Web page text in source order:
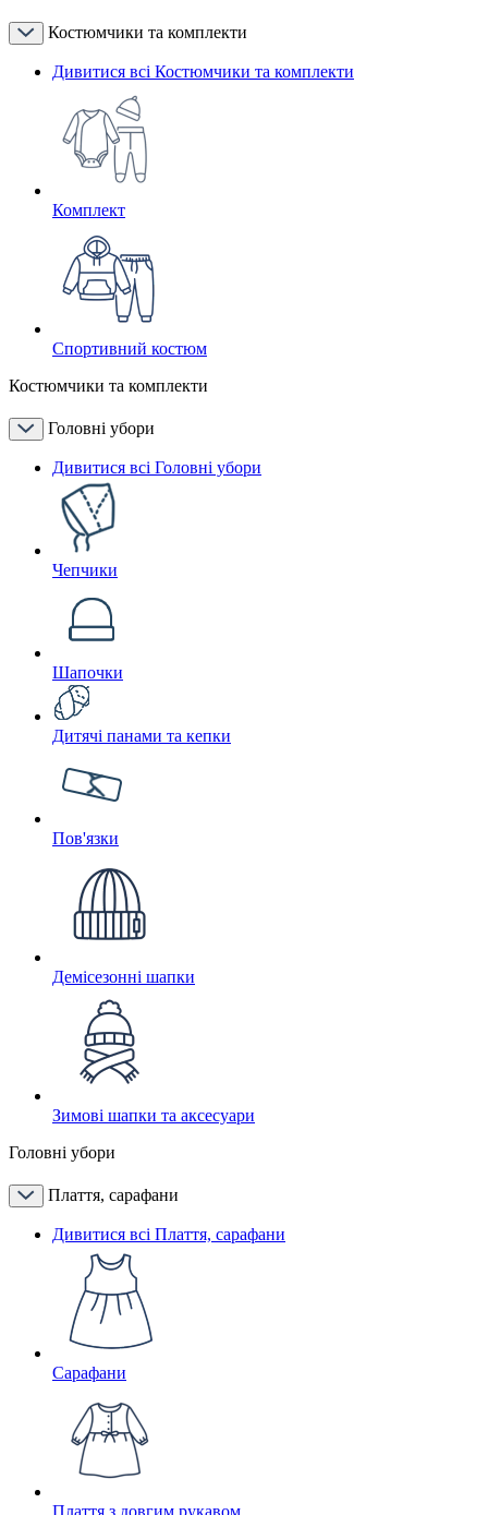
Костюмчики та комплекти
Дивитися всі Костюмчики та комплекти
Комплект
Спортивний костюм
Костюмчики та комплекти
Головні убори
Дивитися всі Головні убори
Чепчики
Шапочки
Дитячі панами та кепки
Пов'язки
Демісезонні шапки
Зимові шапки та аксесуари
Головні убори
Плаття, сарафани
Дивитися всі Плаття, сарафани
Сарафани
Плаття з довгим рукавом